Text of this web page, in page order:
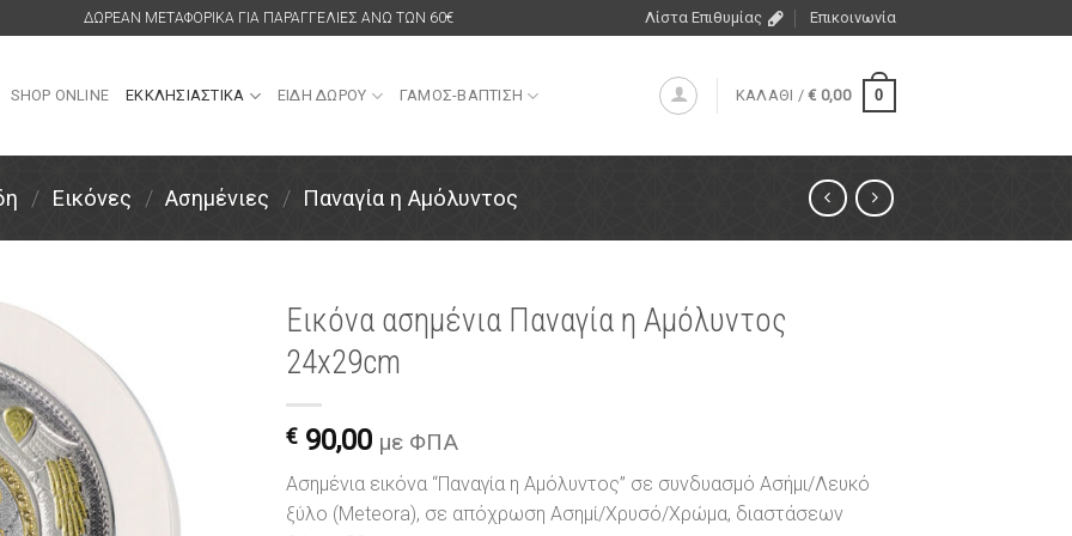
ΔΩΡΕΑΝ ΜΕΤΑΦΟΡΙΚΑ ΓΙΑ ΠΑΡΑΓΓΕΛΙΕΣ ΑΝΩ ΤΩΝ 60€ Λίστα Επιθυμίας Επικοινωνία
SHOP ONLINE ΕΚΚΛΗΣΙΑΣΤΙΚΑ ΕΙΔΗ ΔΩΡΟΥ ΓΑΜΟΣ-ΒΑΠΤΙΣΗ ΚΑΛΑΘΙ /€ 0,00 0
/ Εικόνες / Ασημένιες / Παναγία η Αμόλυντος
επιθυμιών
Εικόνα ασημένια Παναγία η Αμόλυντος
24x29cm
€ 90,00 με ΦΠΑ
Ασημένια εικόνα “Παναγία η Αμόλυντος” σε συνδυασμό Ασήμι/Λευκό
ξύλο (Meteora), σε απόχρωση Ασημί/Χρυσό/Χρώμα, διαστάσεων